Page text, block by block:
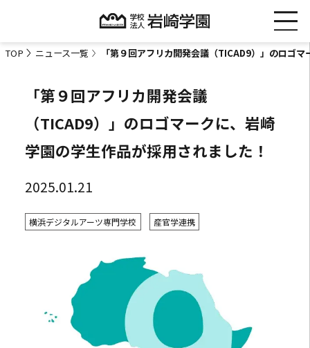
TOP ニュース一覧 「第９回アフリカ開発会議（TICAD9）」のロゴ
「第９回アフリカ開発会議
（TICAD9）」のロゴマークに、岩崎
学園の学生作品が採用されました！
2025.01.21
横浜デジタルアーツ専門学校 産官学連携